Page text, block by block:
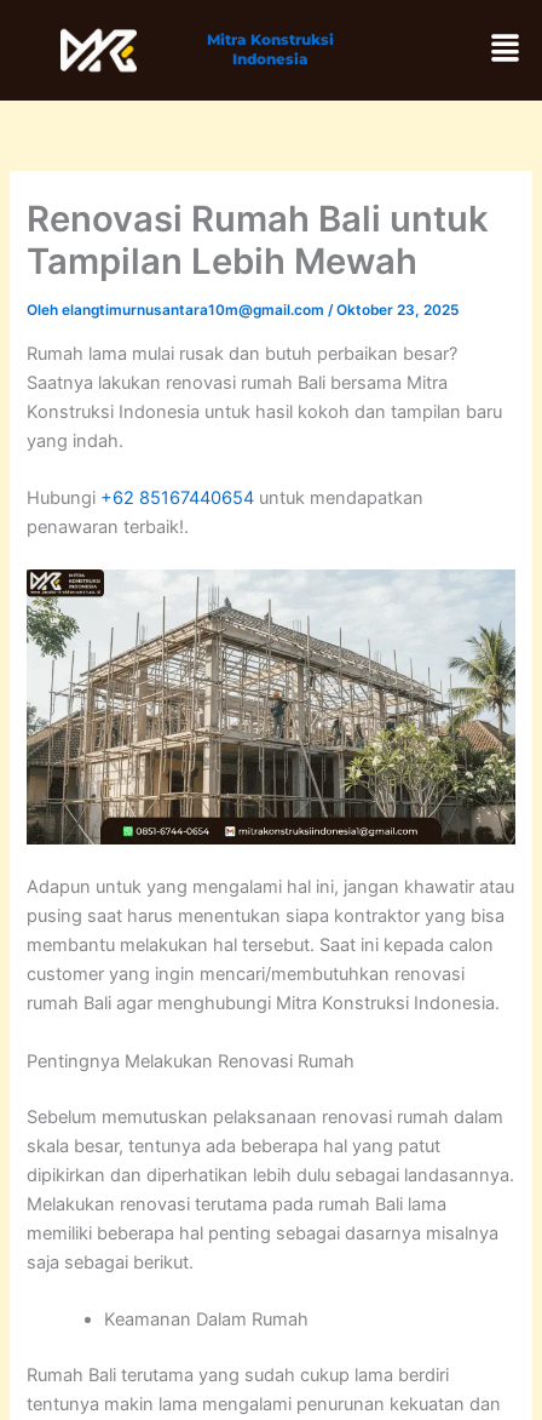
Mitra Konstruksi
Indonesia
Renovasi Rumah Bali untuk
Tampilan Lebih Mewah
Olehelangtimurnusantara10m@gmail.com/Oktober 23, 2025
Rumah lama mulai rusak dan butuh perbaikan besar?
Saatnya lakukan renovasi rumah Bali bersama Mitra
Konstruksi Indonesia untuk hasil kokoh dan tampilan baru
yang indah.
Hubungi +62 85167440654 untuk mendapatkan
penawaran terbaik!.
Adapun untuk yang mengalami hal ini, jangan khawatir atau
pusing saat harus menentukan siapa kontraktor yang bisa
membantu melakukan hal tersebut. Saat ini kepada calon
customer yang ingin mencari/membutuhkan renovasi
rumah Bali agar menghubungi Mitra Konstruksi Indonesia.
Pentingnya Melakukan Renovasi Rumah
Sebelum memutuskan pelaksanaan renovasi rumah dalam
skala besar, tentunya ada beberapa hal yang patut
dipikirkan dan diperhatikan lebih dulu sebagai landasannya.
Melakukan renovasi terutama pada rumah Bali lama
memiliki beberapa hal penting sebagai dasarnya misalnya
saja sebagai berikut.
Keamanan Dalam Rumah
Rumah Bali terutama yang sudah cukup lama berdiri
tentunya makin lama mengalami penurunan kekuatan dan